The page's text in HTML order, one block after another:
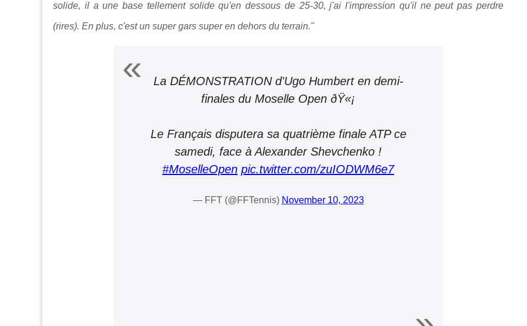
solide, il a une base tellement solide qu'en dessous de 25-30, j'ai l'impression qu'il ne peut pas perdre
(rires). En plus, c'est un super gars super en dehors du terrain."
La DÉMONSTRATION d'Ugo Humbert en demi-
finales du Moselle Open ðŸ«¡
Le Français disputera sa quatrième finale ATP ce
samedi, face à Alexander Shevchenko !
#MoselleOpen pic.twitter.com/zuIODWM6e7
— FFT (@FFTennis) November 10, 2023